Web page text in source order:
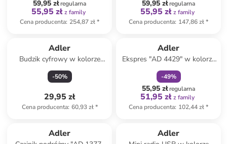
59,95 złregularna
55,95 zł z family
Cena producenta: 254,87 zł*
59,95 złregularna
55,95 zł z family
Cena producenta: 147,86 zł*
Adler
Budzik cyfrowy w kolorze
czarnym
-50%
29,95 zł
Cena producenta: 60,93 zł*
Adler
Ekspres "AD 4429" w kolorze
czarnym do espresso - 520 ml
-49%
55,95 złregularna
51,95 zł z family
Cena producenta: 102,44 zł*
Adler Adler